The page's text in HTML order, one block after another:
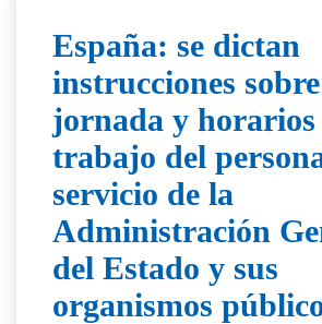
España: se dictan
instrucciones sobre
jornada y horarios
trabajo del
servicio de la
Administración
del Estado y sus
organismos